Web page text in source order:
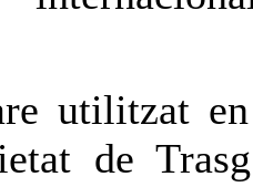
utilitzat
de